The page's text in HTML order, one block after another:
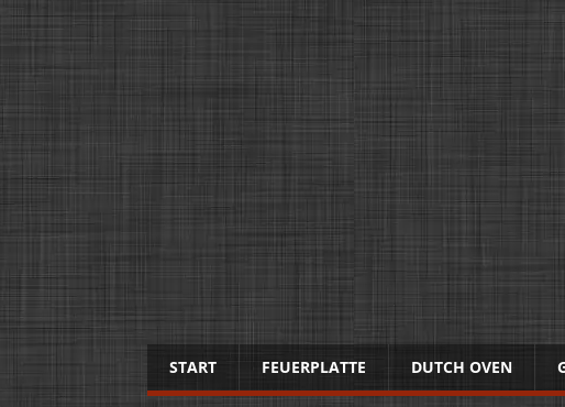
START FEUERPLATTE DUTCH OVEN